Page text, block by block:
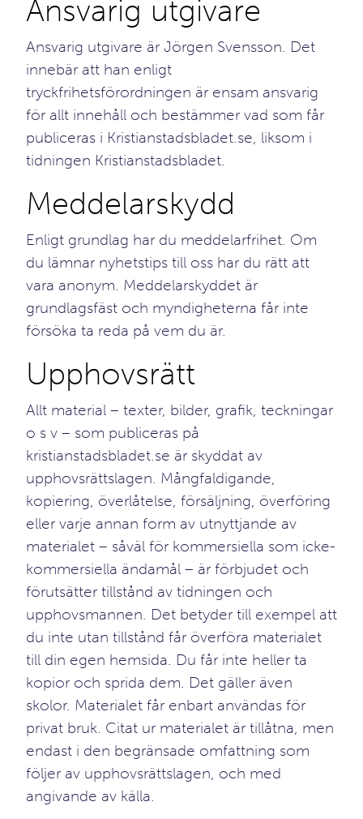
Ansvarig utgivare
Ansvarig utgivare är Jörgen Svensson. Det
innebär att han enligt
tryckfrihetsförordningen är ensam ansvarig
för allt innehåll och bestämmer vad som får
publiceras i Kristianstadsbladet.se, liksom i
tidningen Kristianstadsbladet.
Meddelarskydd
Enligt grundlag har du meddelarfrihet. Om
du lämnar nyhetstips till oss har du rätt att
vara anonym. Meddelarskyddet är
grundlagsfäst och myndigheterna får inte
försöka ta reda på vem du är.
Upphovsrätt
Allt material – texter, bilder, grafik, teckningar
o s v – som publiceras på
kristianstadsbladet.se är skyddat av
upphovsrättslagen. Mångfaldigande,
kopiering, överlåtelse, försäljning, överföring
eller varje annan form av utnyttjande av
materialet – såväl för kommersiella som icke-
kommersiella ändamål – är förbjudet och
förutsätter tillstånd av tidningen och
upphovsmannen. Det betyder till exempel att
du inte utan tillstånd får överföra materialet
till din egen hemsida. Du får inte heller ta
kopior och sprida dem. Det gäller även
skolor. Materialet får enbart användas för
privat bruk. Citat ur materialet är tillåtna, men
endast i den begränsade omfattning som
följer av upphovsrättslagen, och med
angivande av källa.